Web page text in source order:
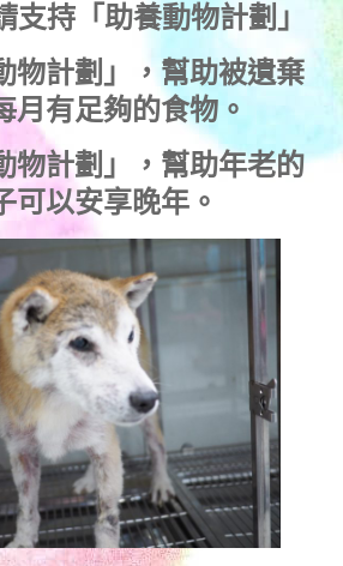
支持「助養動物計劃」
物計劃」
，幫助被遺棄
月有足夠的食物。
物計劃」
，幫助年老的
可以安享晚年。